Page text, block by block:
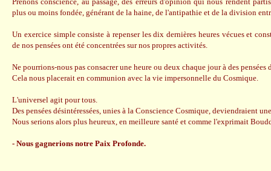
plus ou moins fondée, générant de la haine, de l'antipathie et de la division
Un exercice simple consiste à repenser les dix dernières heures vécues et
de nos pensées ont été concentrées sur nos propres activités.
Ne pourrions-nous pas consacrer une heure ou deux chaque jour à des pensées
Cela nous placerait en communion avec la vie impersonnelle du Cosmique.
L'universel agit pour tous.
Des pensées désintéressées, unies à la Conscience Cosmique, deviendraient
Nous serions alors plus heureux, en meilleure santé et comme l'exprimait
- Nous gagnerions notre Paix Profonde.